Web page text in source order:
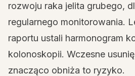
rozwoju raka jelita grubego,
regularnego monitorowania.
raportu ustali harmonogram
kolonoskopii. Wczesne
znacząco obniża to ryzyko.